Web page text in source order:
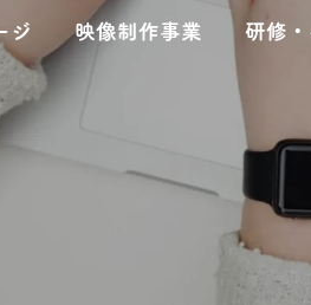
ジ 映像制作事業 研修